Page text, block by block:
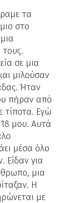
τα
στο
σε μια
μιλούσαν
Ήταν
πήραν από
τίποτα. Εγώ
μου. Αυτά
μέσα όλο
Είδαν για
μια
Η
με